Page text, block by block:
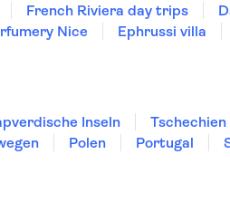
French Riviera day trips
Nice Ephrussi villa
Inseln Tschechien
Polen Portugal